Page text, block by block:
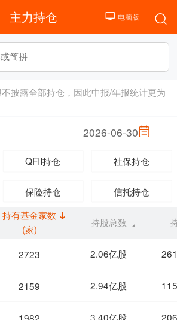
主力持仓
披露全部持仓，因此中报/年报统计更为
2026-06-30
QFII持仓 社保持仓
保险持仓 信托持仓
持有基金家数
(家)
持股总数
2723 2.06亿股
2159 2.94亿股
3.40亿股